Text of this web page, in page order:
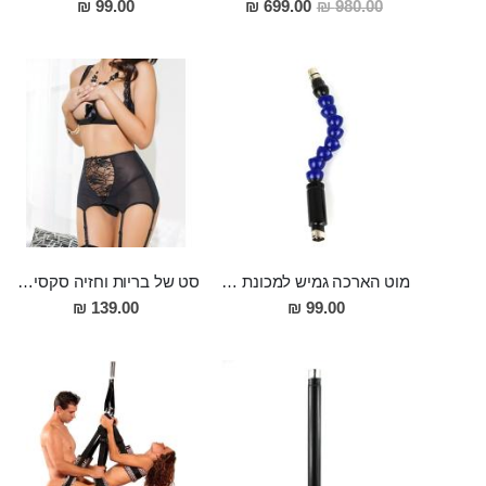
980.00 ₪
מחיר
מבצע
699.00 ₪
99.00 ₪
מוט הארכה גמיש למכונת סקס 30 סמ אורך 2.5 סמ רוחב
99.00 ₪
סט של בריות וחזיה סקסית פתוחה מידה L Eros
139.00 ₪